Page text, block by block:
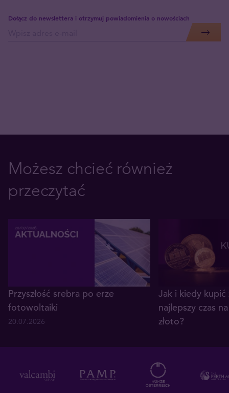
Dołącz do newslettera i otrzymuj powiadomienia o nowościach
Możesz chcieć również
przeczytać
Przyszłość srebra po erze
fotowoltaiki
20.07.2026
Jak i kiedy kupić
najlepszy czas
złoto?